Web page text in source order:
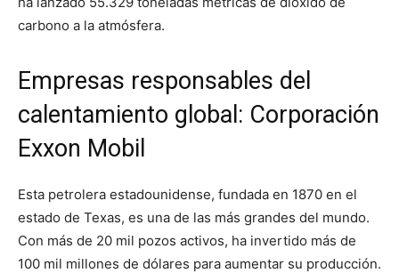
carbono a la atmósfera.
Empresas responsables del
calentamiento global: Corporación
Exxon Mobil
Esta petrolera estadounidense, fundada en 1870 en el
estado de Texas, es una de las más grandes del mundo.
Con más de 20 mil pozos activos, ha invertido más de
100 mil millones de dólares para aumentar su producción.